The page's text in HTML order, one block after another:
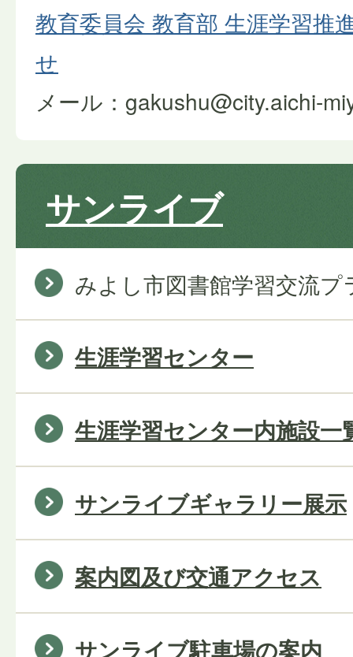
教育委員会 教育部 生涯学習推
せ
メール：gakushu@city.aichi-
サンライブ
みよし市図書館学習交流
生涯学習センター
生涯学習センター内施設一
サンライブギャラリー展示
案内図及び交通アクセス
サンライブ駐車場の案内